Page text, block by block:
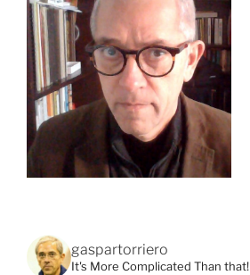
gaspartorriero
It's More Complicated Than that!